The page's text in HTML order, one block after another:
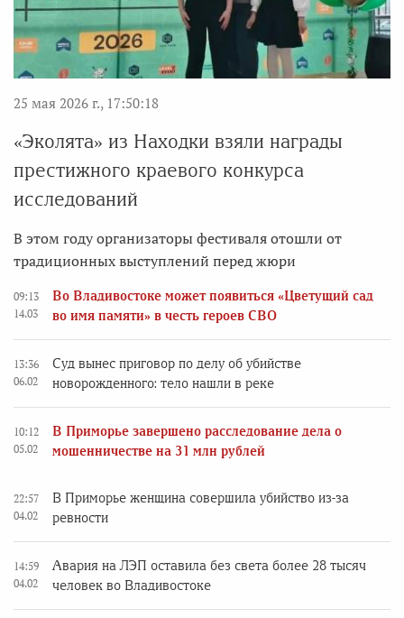
25 мая 2026 г., 17:50:18
«Эколята» из Находки взяли награды
престижного краевого конкурса
исследований
В этом году организаторы фестиваля отошли от
традиционных выступлений перед жюри
09:13
14.03
Во Владивостоке может появиться «Цветущий сад
во имя памяти» в честь героев СВО
13:36
06.02
Суд вынес приговор по делу об убийстве
новорожденного: тело нашли в реке
10:12
05.02
В Приморье завершено расследование дела о
мошенничестве на 31 млн рублей
22:57
04.02
В Приморье женщина совершила убийство из-за
ревности
14:59
04.02
Авария на ЛЭП оставила без света более 28 тысяч
человек во Владивостоке